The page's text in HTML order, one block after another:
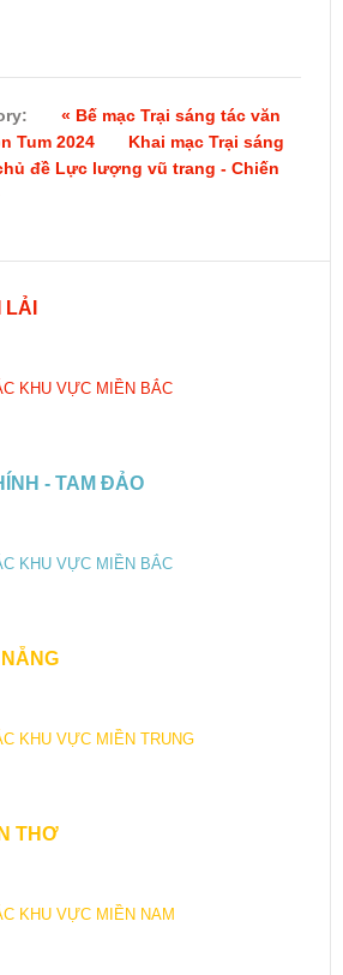
« Bế mạc Trại sáng tác văn
Tum 2024
Khai mạc Trại sáng
đề Lực lượng vũ trang - Chiến
KHU VỰC MIỀN BẮC
- TAM ĐẢO
KHU VỰC MIỀN BẮC
KHU VỰC MIỀN TRUNG
THƠ
KHU VỰC MIỀN NAM